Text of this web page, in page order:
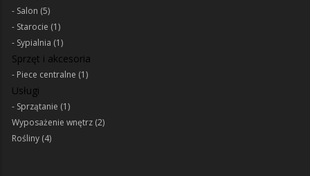
Salon (5)
Starocie (1)
Sypialnia (1)
Sprzęt i akcesoria
Piece centralne (1)
Usługi
Sprzątanie (1)
Wyposażenie wnętrz (2)
Rośliny (4)